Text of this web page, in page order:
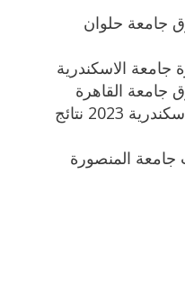
جامعة حلوان
جامعة الاسكندرية
جامعة القاهرة
نتيجة كلية الحقوق جامعة الاسكندرية 2023 نتائج
المنصورة